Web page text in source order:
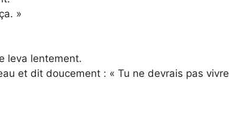
»
leva lentement.
et dit doucement : « Tu ne devrais pas vivre